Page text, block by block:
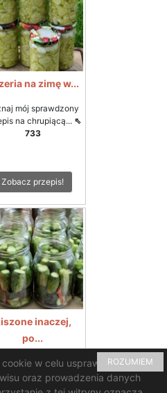
na zimę w...
mój sprawdzony
na chrupiącą... ⇖
733
Zobacz przepis!
inaczej,
po...
smak i
ogórków...⇖
688
w celu usprawnienia i
oraz prowadzenia danych
ROZUMIEM